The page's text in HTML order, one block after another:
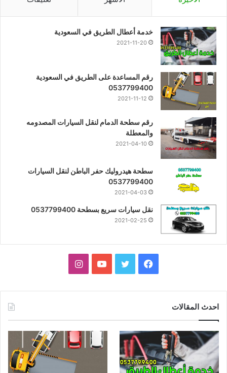
خدمة أعطال الطريق في السعودية
2021-11-20
رقم المساعدة على الطريق في السعودية
0537799400
2021-11-12
رقم سطحة الدمام لنقل السيارات المصدومه
والمعطلة
2021-04-10
سطحة هيدروليك حفر الباطن لنقل السيارات
0537799400
2021-04-03
نقل سيارات سريع بسطحة 0537799400
2021-02-25
فيسبوك تويتر يوتيوبانستقرام
احدث المقالات